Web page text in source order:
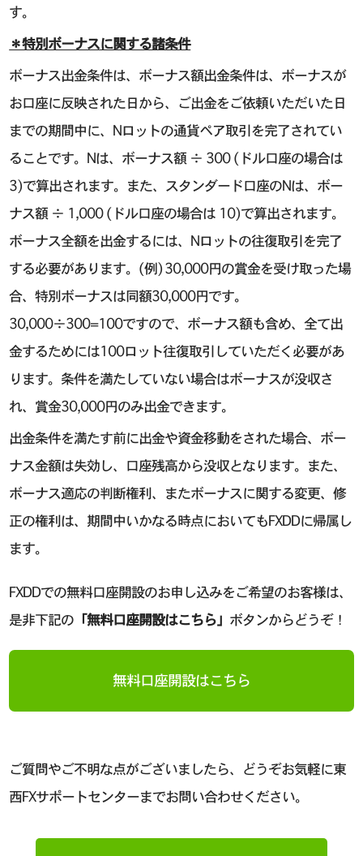
す。
＊特別ボーナスに関する諸条件
ボーナス出金条件は、ボーナス額出金条件は、ボーナスが
お口座に反映された日から、ご出金をご依頼いただいた日
までの期間中に、Nロットの通貨ペア取引を完了されてい
ることです。Nは、ボーナス額 ÷ 300 (ドル口座の場合は
3)で算出されます。また、スタンダード口座のNは、ボー
ナス額 ÷ 1,000 (ドル口座の場合は 10)で算出されます。
ボーナス全額を出金するには、Nロットの往復取引を完了
する必要があります。(例) 30,000円の賞金を受け取った場
合、特別ボーナスは同額30,000円です。
30,000÷300=100ですので、ボーナス額も含め、全て出
金するためには100ロット往復取引していただく必要があ
ります。条件を満たしていない場合はボーナスが没収さ
れ、賞金30,000円のみ出金できます。
出金条件を満たす前に出金や資金移動をされた場合、ボー
ナス金額は失効し、口座残高から没収となります。また、
ボーナス適応の判断権利、またボーナスに関する変更、修
正の権利は、期間中いかなる時点においてもFXDDに帰属し
ます。
FXDDでの無料口座開設のお申し込みをご希望のお客様は、
是非下記の 「無料口座開設はこちら」 ボタンからどうぞ！
無料口座開設はこちら
ご質問やご不明な点がございましたら、どうぞお気軽に東
西FXサポートセンターまでお問い合わせください。